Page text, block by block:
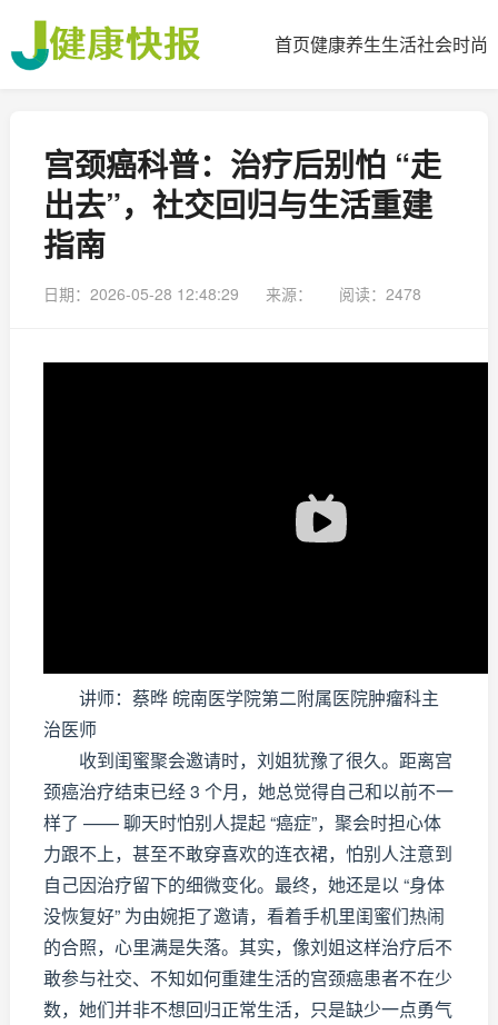
首页健康养生生活社会时尚
宫颈癌科普：治疗后别怕 “走
出去”，社交回归与生活重建
指南
日期：2026-05-28 12:48:29 来源： 阅读：2478
讲师：蔡晔 皖南医学院第二附属医院肿瘤科主
治医师
收到闺蜜聚会邀请时，刘姐犹豫了很久。距离宫
颈癌治疗结束已经 3 个月，她总觉得自己和以前不一
样了 —— 聊天时怕别人提起 “癌症”，聚会时担心体
力跟不上，甚至不敢穿喜欢的连衣裙，怕别人注意到
自己因治疗留下的细微变化。最终，她还是以 “身体
没恢复好” 为由婉拒了邀请，看着手机里闺蜜们热闹
的合照，心里满是失落。其实，像刘姐这样治疗后不
敢参与社交、不知如何重建生活的宫颈癌患者不在少
数，她们并非不想回归正常生活，只是缺少一点勇气